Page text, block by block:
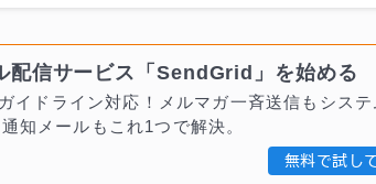
配信サービス「SendGrid」を始める
イドライン対応！メルマガ一斉送信もシステ
知メールもこれ1つで解決。
無料で試し